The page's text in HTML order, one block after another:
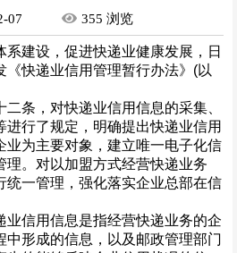
07 355 浏览
建设，促进快递业健康发展，日
《快递业信用管理暂行办法》(以
条，对快递业信用信息的采集、
行了规定，明确提出快递业信用
业为主要对象，建立唯一电子化信
理。对以加盟方式经营快递业务
统一管理，强化落实企业总部在信
信用信息是指经营快递业务的企
中形成的信息，以及邮政管理部门